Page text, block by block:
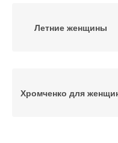
Летние женщины
Хромченко для